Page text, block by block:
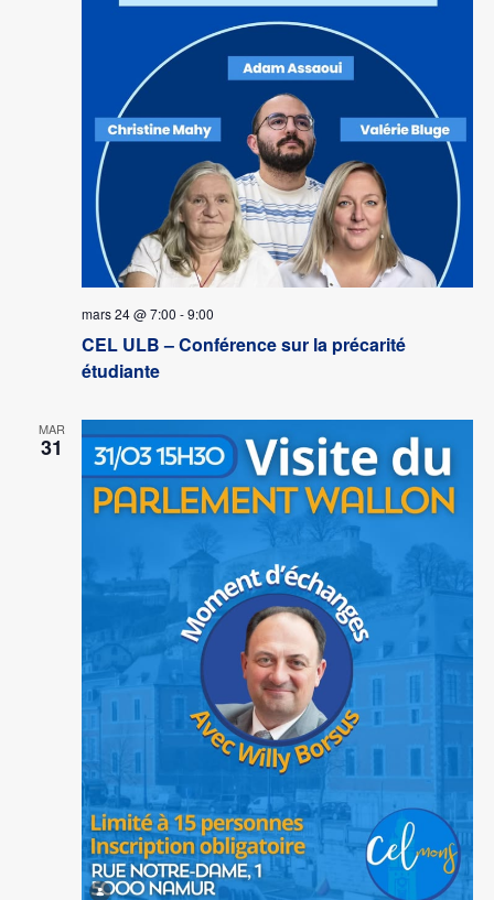
mars 24 @ 7:00 -9:00
CEL ULB – Conférence sur la précarité
étudiante
MAR
31